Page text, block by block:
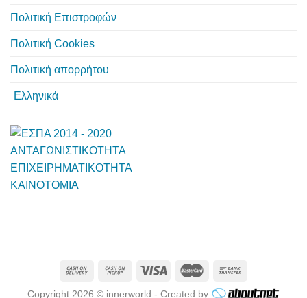
Πολιτική Επιστροφών
Πολιτική Cookies
Πολιτική απορρήτου
Ελληνικά
Copyright 2026 © innerworld - Created by